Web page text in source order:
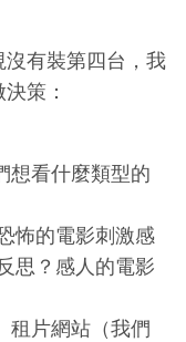
有裝第四台，我
策：
想看什麼類型的
怖的電影刺激感
思？感人的電影
租片網站（我們